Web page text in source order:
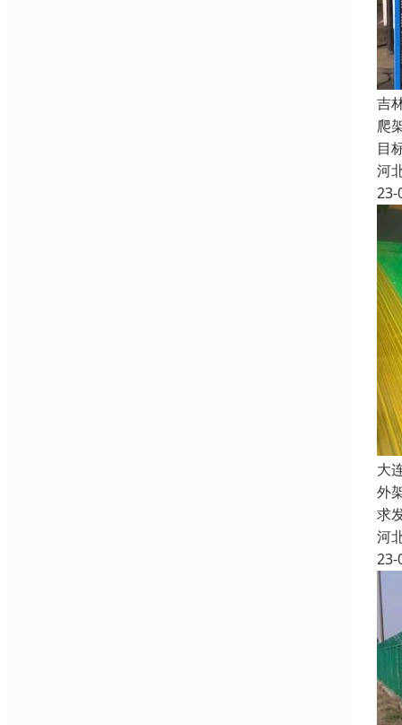
吉
爬
目
河
23-
大
外
求
河
23-